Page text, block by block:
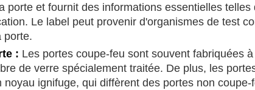
porte et fournit des informations essentielles telles
Le label peut provenir d'organismes de test
porte.
: Les portes coupe-feu sont souvent fabriquées
de verre spécialement traitée. De plus, les
ignifuge, qui diffèrent des portes non coupe-